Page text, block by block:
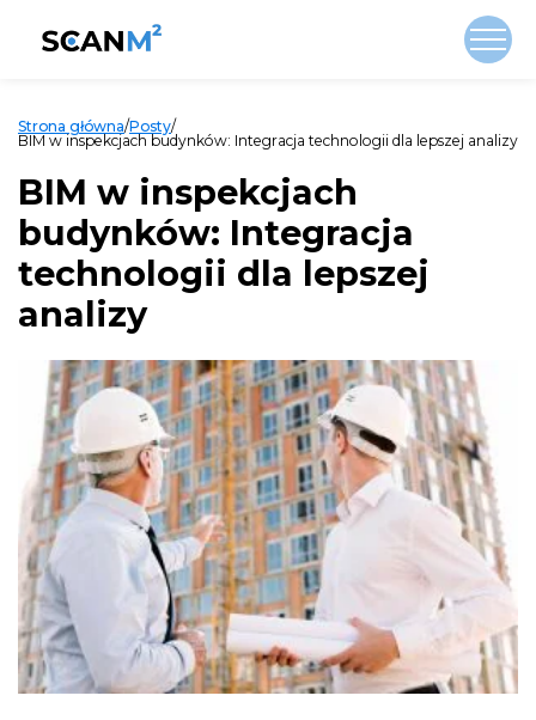
Strona główna/Posty/
BIM w inspekcjach budynków: Integracja technologii dla lepszej analizy
BIM w inspekcjach
budynków: Integracja
technologii dla lepszej
analizy